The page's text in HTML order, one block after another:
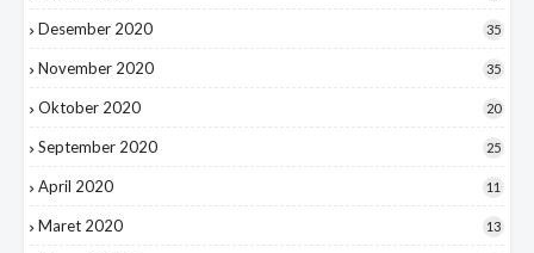
Desember 2020 35
November 2020 35
Oktober 2020 20
September 2020 25
April 2020 11
Maret 2020 13